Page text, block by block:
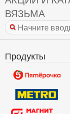
ВЯЗЬМА
Продукты